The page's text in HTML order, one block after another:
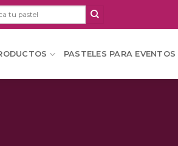
PASTELES PARA EVENTOS